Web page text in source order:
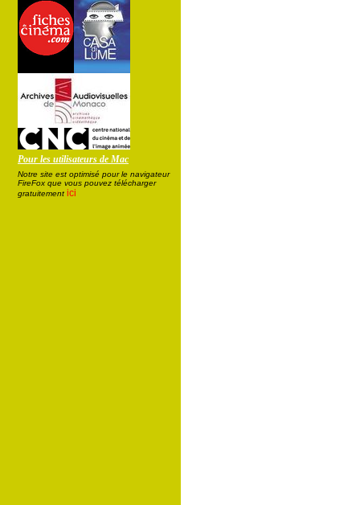
Pour les utilisateurs de Mac
Notre site est optimisé pour le navigateur
FireFox que vous pouvez télécharger
gratuitement ici